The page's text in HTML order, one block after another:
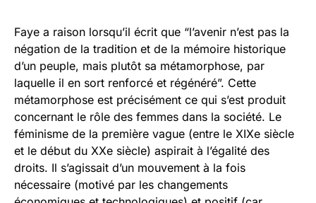
Faye a raison lorsqu’il écrit que “l’avenir n’est pas la
négation de la tradition et de la mémoire historique
d’un peuple, mais plutôt sa métamorphose, par
laquelle il en sort renforcé et régénéré”. Cette
métamorphose est précisément ce qui s’est produit
concernant le rôle des femmes dans la société. Le
féminisme de la première vague (entre le XIXe siècle
et le début du XXe siècle) aspirait à l’égalité des
droits. Il s’agissait d’un mouvement à la fois
nécessaire (motivé par les changements